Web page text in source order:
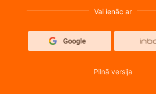
Vai ienāc ar
Pilnā versija